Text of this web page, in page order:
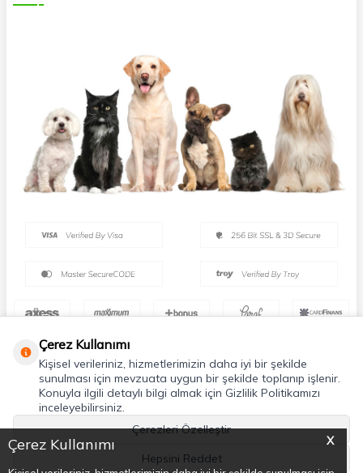
X
Çerez Kullanımı
Çerez Kullanımı
Kişisel verileriniz, hizmetlerimizin daha iyi bir şekilde
sunulması için mevzuata uygun bir şekilde toplanıp işlenir.
Konuyla ilgili detaylı bilgi almak için Gizlilik Politikamızı
inceleyebilirsiniz.
Çerezleri Özelleştir
Hepsini Reddet